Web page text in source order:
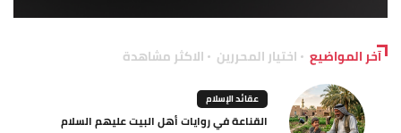
آخر المواضيع اختيار المحررين الاكثر مشاهدة
عقائد الإسلام
القناعة في روايات أهل البيت عليهم السلام